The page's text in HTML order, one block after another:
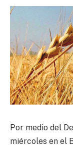
Por medio del
miércoles en el